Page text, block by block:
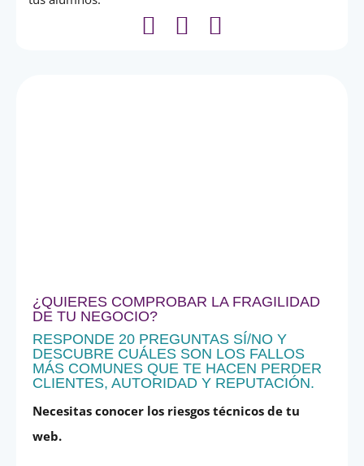
¿QUIERES COMPROBAR LA FRAGILIDAD
DE TU NEGOCIO?
RESPONDE 20 PREGUNTAS SÍ/NO Y
DESCUBRE CUÁLES SON LOS FALLOS
MÁS COMUNES QUE TE HACEN PERDER
CLIENTES, AUTORIDAD Y REPUTACIÓN.
Necesitas conocer los riesgos técnicos de tu
web.